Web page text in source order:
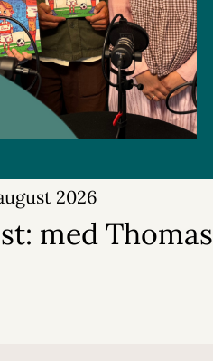
2026
med Thomas